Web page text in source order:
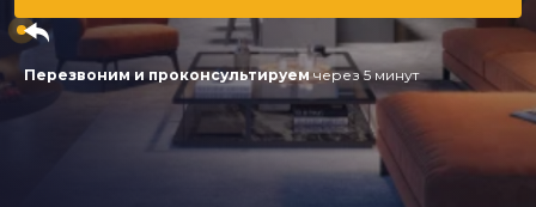
Перезвоним и проконсультируемчерез 5 минут